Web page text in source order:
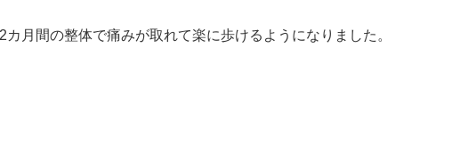
月間の整体で痛みが取れて楽に歩けるようになりました。